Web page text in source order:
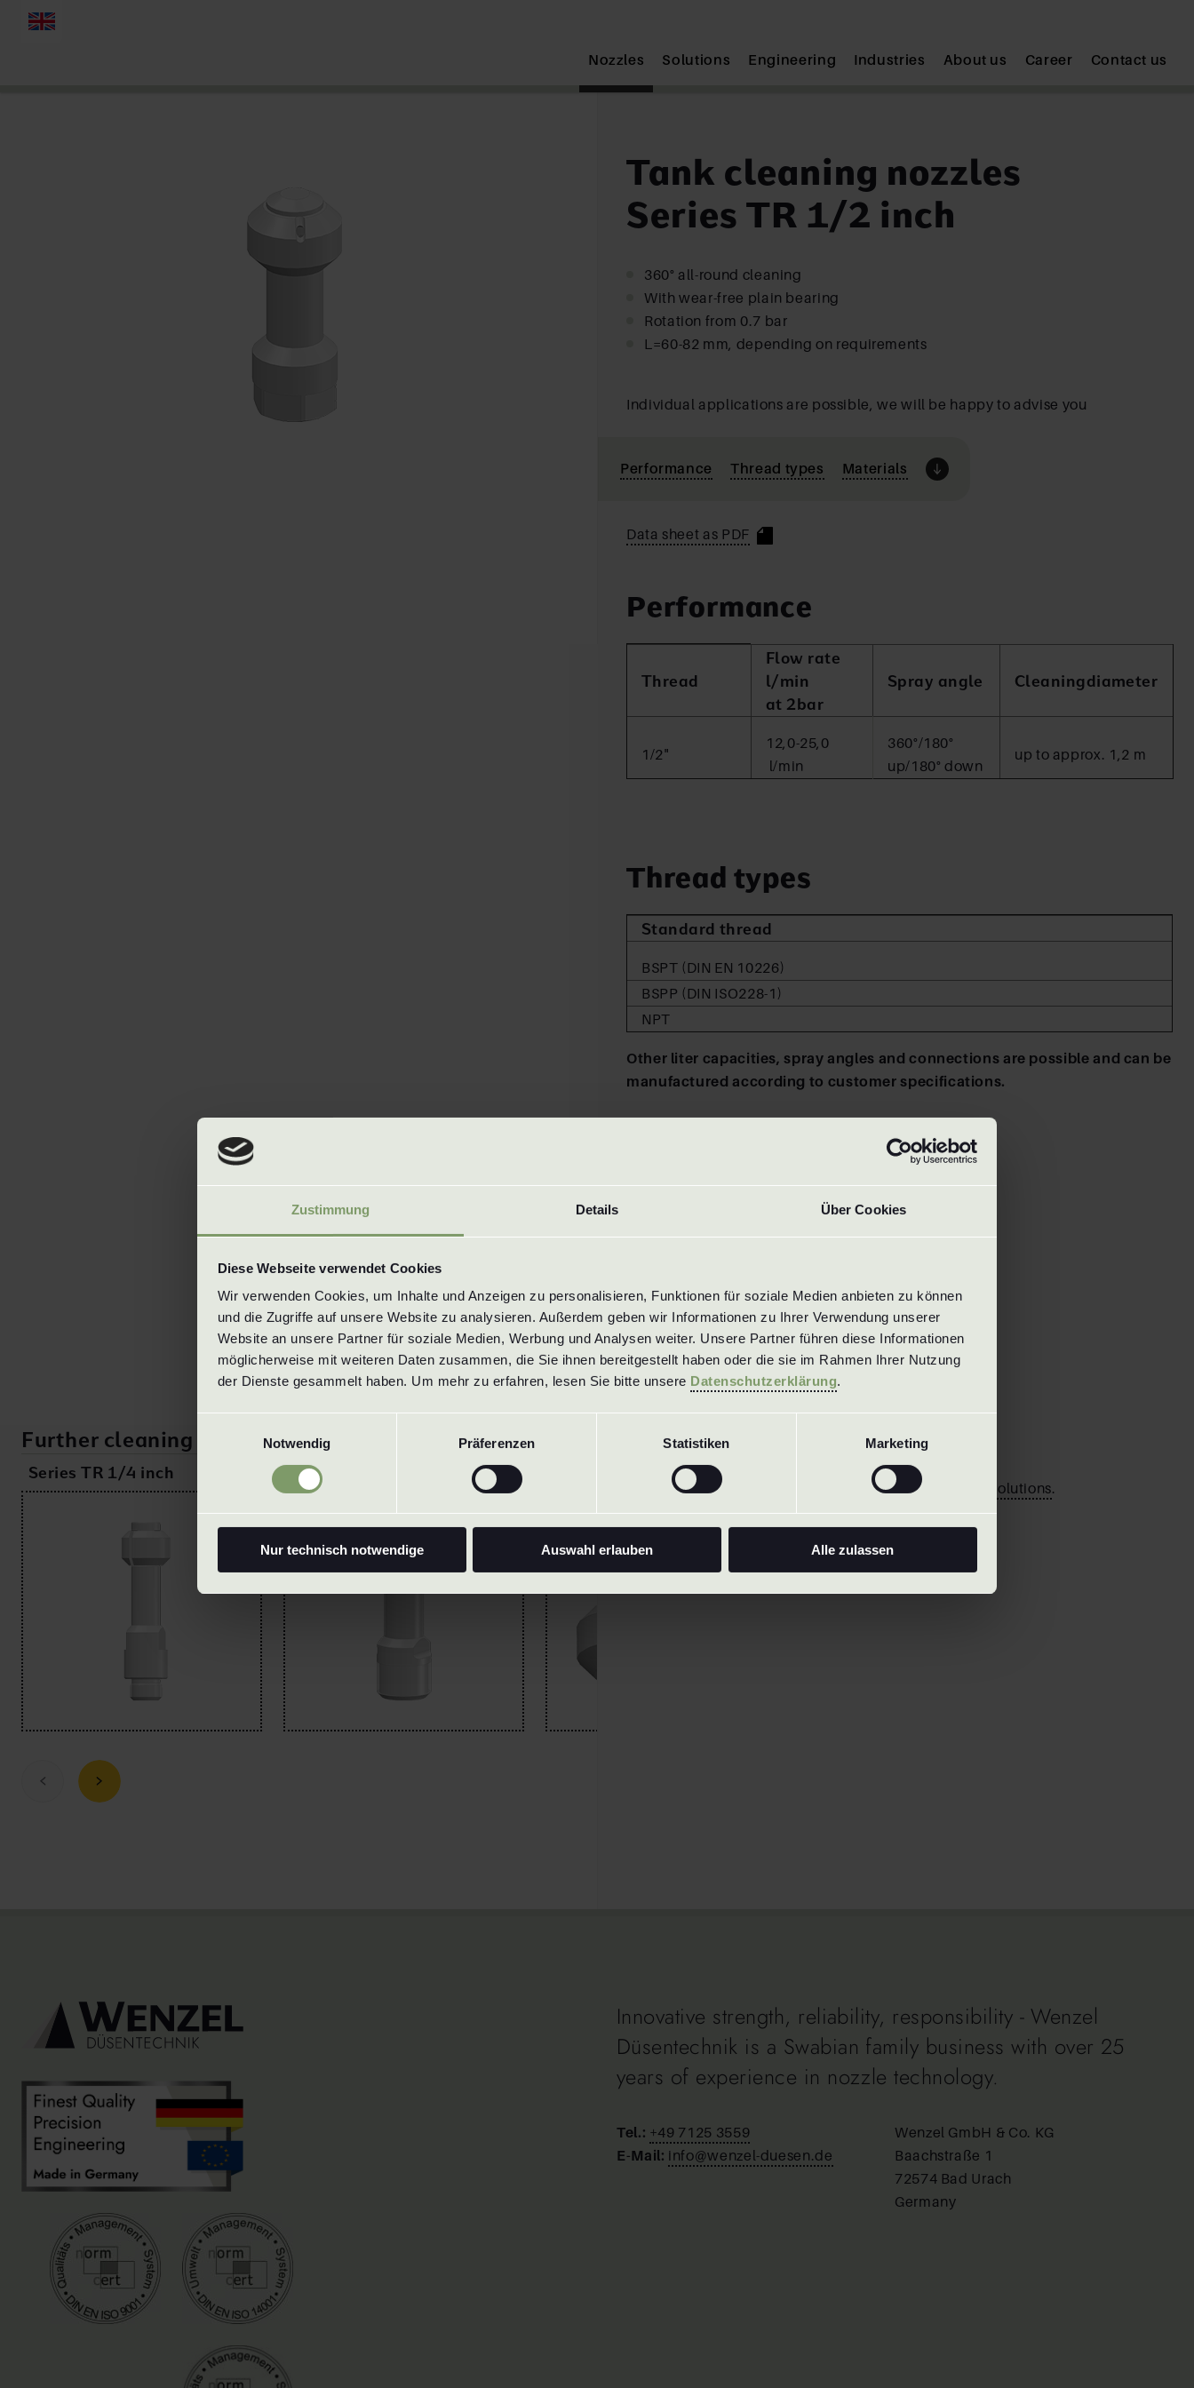
Zustimmung Details Über Cookies
Diese Webseite verwendet Cookies
Wir verwenden Cookies, um Inhalte und Anzeigen zu personalisieren, Funktionen für soziale Medien anbieten zu können
und die Zugriffe auf unsere Website zu analysieren. Außerdem geben wir Informationen zu Ihrer Verwendung unserer
Website an unsere Partner für soziale Medien, Werbung und Analysen weiter. Unsere Partner führen diese Informationen
möglicherweise mit weiteren Daten zusammen, die Sie ihnen bereitgestellt haben oder die sie im Rahmen Ihrer Nutzung
der Dienste gesammelt haben. Um mehr zu erfahren, lesen Sie bitte unsere Datenschutzerklärung.
Notwendig
Präferenzen Statistiken Marketing
Nur technisch notwendige Auswahl erlauben Alle zulassen
Nozzles Solutions Engineering Industries About us Career Contact us
ENGLISH
Tank cleaning nozzles
Series TR 1/2 inch
360° all-round cleaning
With wear-free plain bearing
Rotation from 0.7 bar
L=60-82 mm, depending on requirements
Individual applications are possible, we will be happy to advise you
Performance Thread types Materials
Data sheet as PDF
Performance
Thread
Flow rate
l/min
at 2bar
Spray angle Cleaningdiameter
1/2"
12,0-25,0
l/min
360°/180°
up/180° down
up to approx. 1,2 m
Thread types
Standard thread
BSPT (DIN EN 10226)
BSPP (DIN ISO228-1)
NPT
Other liter capacities, spray angles and connections are possible and can be
manufactured according to customer specifications.
PTFE-EL
PVDF-EL
Further cleaning nozzles
Series TR 1/4 inch Series TR 3/8 inch Series from TR 3/4 inch Special solutions
Back to the
of our nozzles
We are specialists in customized
Special solutions.
Contactus
Innovative strength, reliability, responsibility - Wenzel
Düsentechnik is a Swabian family business with over 25
years of experience in nozzle technology.
Tel.: +49 7125 3559
E-Mail: info@wenzel-duesen.de
Wenzel GmbH & Co. KG
Baachstraße 1
72574 Bad Urach
Germany